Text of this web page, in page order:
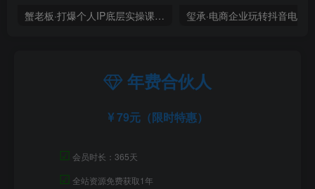
蟹老板·打爆个人IP底层实操课，教你成熟专业的打造IP技能，全方位带你做成一个能商业化IP
年费合伙人
79元（限时特惠）
☑ 会员时长：365天
☑ 全站资源免费获取1年